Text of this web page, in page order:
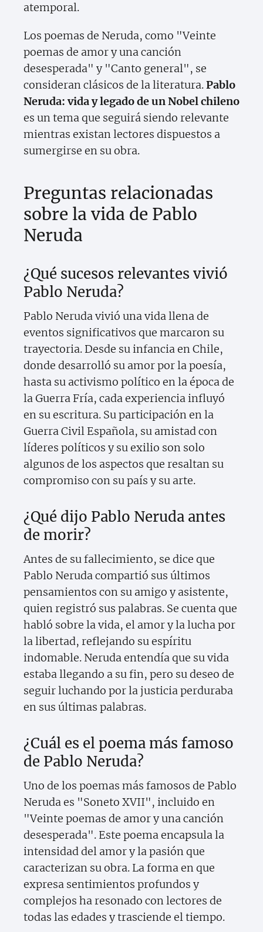
atemporal.
Los poemas de Neruda, como "Veinte
poemas de amor y una canción
desesperada" y "Canto general", se
consideran clásicos de la literatura.Pablo
Neruda: vida y legado de un Nobel chileno
es un tema que seguirá siendo relevante
mientras existan lectores dispuestos a
sumergirse en su obra.
Preguntas relacionadas
sobre la vida de Pablo
Neruda
¿Qué sucesos relevantes vivió
Pablo Neruda?
Pablo Neruda vivió una vida llena de
eventos significativos que marcaron su
trayectoria. Desde su infancia en Chile,
donde desarrolló su amor por la poesía,
hasta su activismo político en la época de
la Guerra Fría, cada experiencia influyó
en su escritura. Su participación en la
Guerra Civil Española, su amistad con
líderes políticos y su exilio son solo
algunos de los aspectos que resaltan su
compromiso con su país y su arte.
¿Qué dijo Pablo Neruda antes
de morir?
Antes de su fallecimiento, se dice que
Pablo Neruda compartió sus últimos
pensamientos con su amigo y asistente,
quien registró sus palabras. Se cuenta que
habló sobre la vida, el amor y la lucha por
la libertad, reflejando su espíritu
indomable. Neruda entendía que su vida
estaba llegando a su fin, pero su deseo de
seguir luchando por la justicia perduraba
en sus últimas palabras.
¿Cuál es el poema más famoso
de Pablo Neruda?
Uno de los poemas más famosos de Pablo
Neruda es "Soneto XVII", incluido en
"Veinte poemas de amor y una canción
desesperada". Este poema encapsula la
intensidad del amor y la pasión que
caracterizan su obra. La forma en que
expresa sentimientos profundos y
complejos ha resonado con lectores de
todas las edades y trasciende el tiempo.